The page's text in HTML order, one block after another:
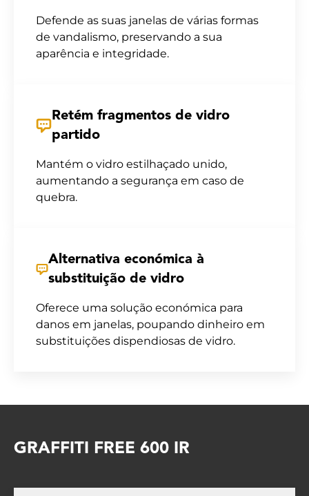
Defende as suas janelas de várias formas
de vandalismo, preservando a sua
aparência e integridade.
Retém fragmentos de vidro
partido
Mantém o vidro estilhaçado unido,
aumentando a segurança em caso de
quebra.
Alternativa económica à
substituição de vidro
Oferece uma solução económica para
danos em janelas, poupando dinheiro em
substituições dispendiosas de vidro.
GRAFFITI FREE 600 IR